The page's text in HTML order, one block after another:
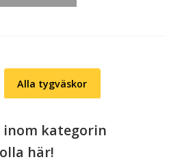
Alla tygväskor
kategorin
här!